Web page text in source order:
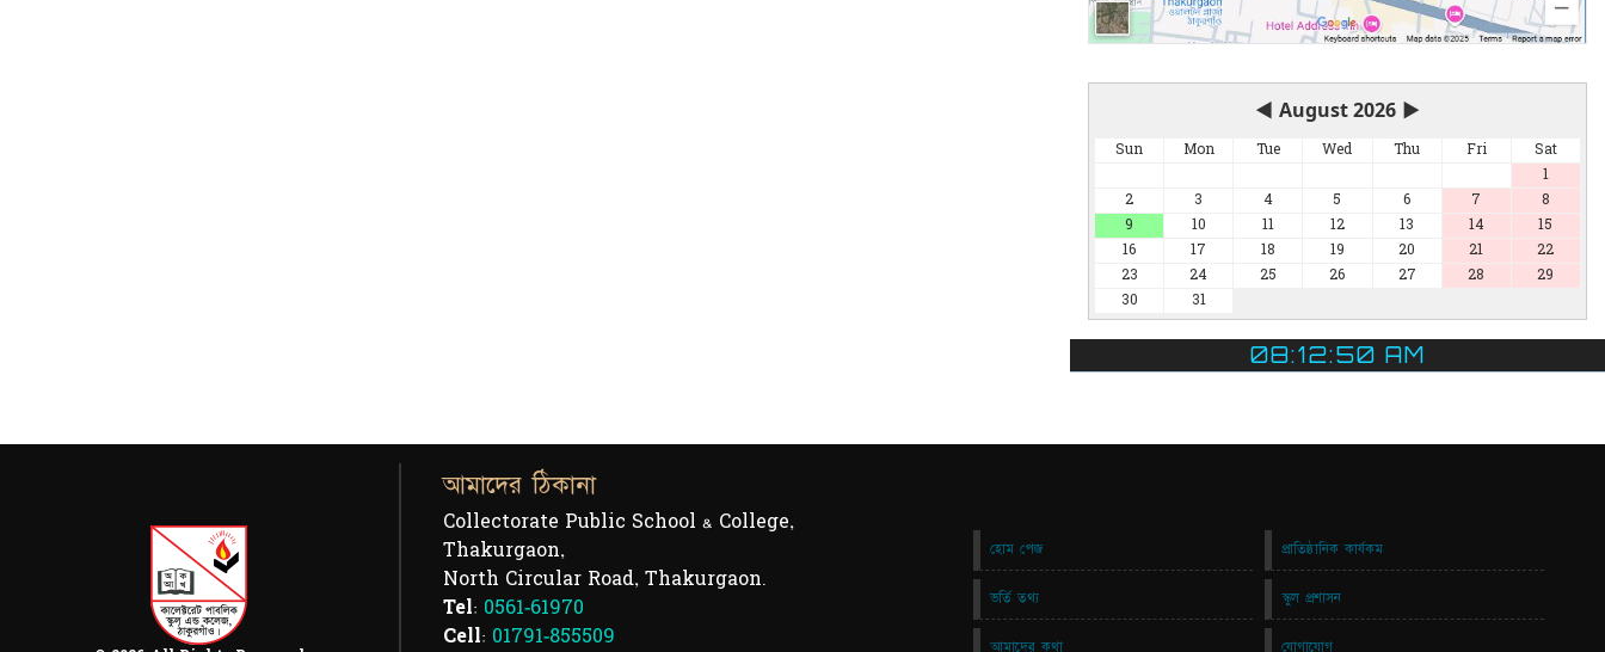
◀ August 2026 ▶
Sun Mon Tue Wed Thu Fri
Sat
1
2
3 4 5 6 7
8
9
10 11 12 13 14
15
16
17 18 19 20 21
22
23
24 25 26 27 28
29
30
31
08:12:51 AM
আমাদের ঠিকানা
Collectorate Public School & College,
Thakurgaon,
North Circular Road, Thakurgaon.
Tel: 0561-61970
Cell: 01791-855509
হোম পেজ প্রাতিষ্ঠানিক কার্যকম
ভর্তি তথ্য স্কুল প্রশাসন
আমাদের কথা যোগাযোগ